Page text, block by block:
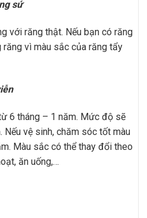
sứ
với răng thật. Nếu bạn có răng
răng vì màu sắc của răng tẩy
6 tháng – 1 năm. Mức độ sẽ
Nếu vệ sinh, chăm sóc tốt màu
Màu sắc có thể thay đổi theo
ăn uống,…